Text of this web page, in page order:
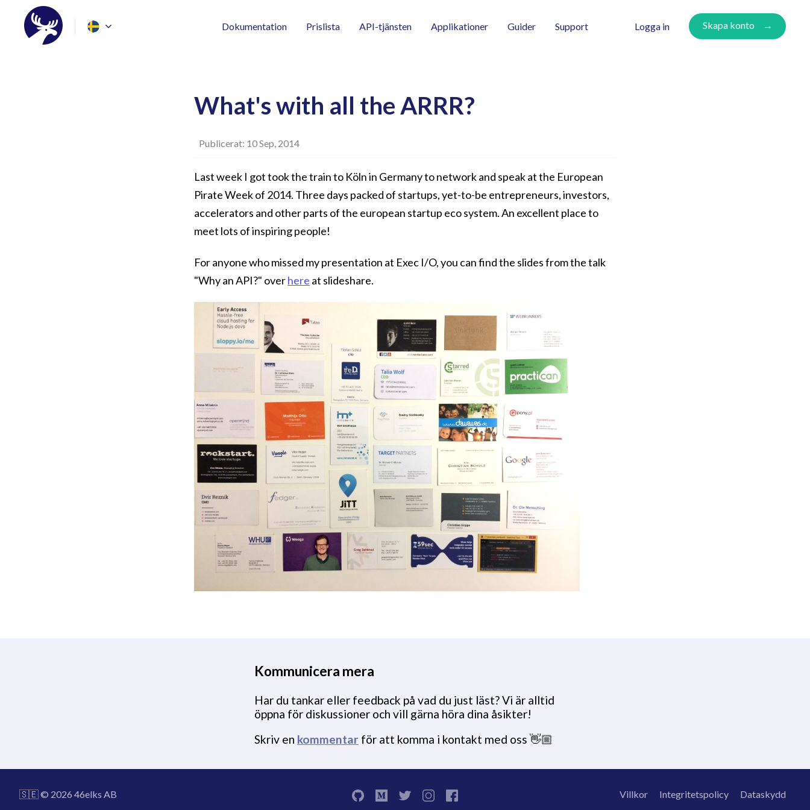
Dokumentation Prislista API-tjänsten Applikationer Guider Support Logga in Skapa konto
What's with all the ARRR?
Publicerat: 10 Sep, 2014
Last week I got took the train to Köln in Germany to network and speak at the European
Pirate Week of 2014. Three days packed of startups, yet-to-be entrepreneurs, investors,
accelerators and other parts of the european startup eco system. An excellent place to
meet lots of inspiring people!
For anyone who missed my presentation at Exec I/O, you can find the slides from the talk
"Why an API?" overhere at slideshare.
Kommunicera mera
Har du tankar eller feedback på vad du just läst? Vi är alltid
öppna för diskussioner och vill gärna höra dina åsikter!
Skriv en kommentar för att komma i kontakt med oss 👋🏼
🇸🇪 © 2026 46elks AB Villkor Integritetspolicy Dataskydd